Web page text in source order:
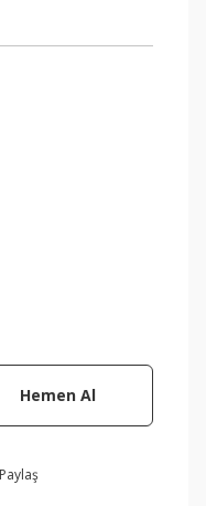
Hemen Al
Paylaş